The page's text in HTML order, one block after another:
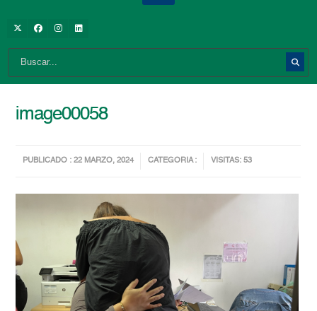
image00058
PUBLICADO : 22 MARZO, 2024 CATEGORIA : VISITAS: 53